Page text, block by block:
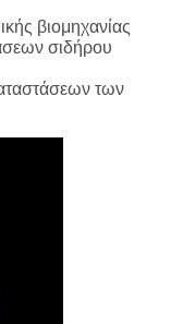
βιομηχανίας
σιδήρου
των